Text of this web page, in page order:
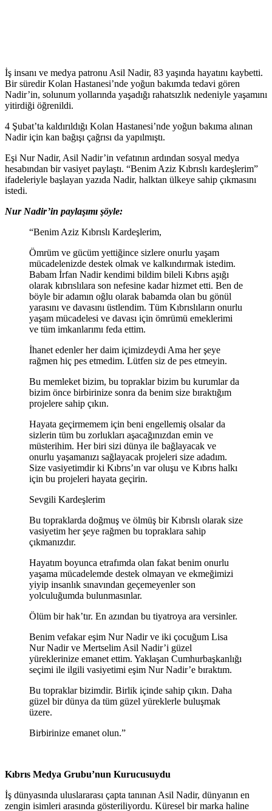
İş insanı ve medya patronu Asil Nadir, 83 yaşında hayatını kaybetti.
Bir süredir Kolan Hastanesi’nde yoğun bakımda tedavi gören
Nadir’in, solunum yollarında yaşadığı rahatsızlık nedeniyle yaşamını
yitirdiği öğrenildi.
4 Şubat’ta kaldırıldığı Kolan Hastanesi’nde yoğun bakıma alınan
Nadir için kan bağışı çağrısı da yapılmıştı.
Eşi Nur Nadir, Asil Nadir’in vefatının ardından sosyal medya
hesabından bir vasiyet paylaştı. “Benim Aziz Kıbrıslı kardeşlerim”
ifadeleriyle başlayan yazıda Nadir, halktan ülkeye sahip çıkmasını
istedi.
Nur Nadir’in paylaşımı şöyle:
“Benim Aziz Kıbrıslı Kardeşlerim,
Ömrüm ve gücüm yettiğince sizlere onurlu yaşam
mücadelenizde destek olmak ve kalkındırmak istedim.
Babam İrfan Nadir kendimi bildim bileli Kıbrıs aşığı
olarak kıbrıslılara son nefesine kadar hizmet etti. Ben de
böyle bir adamın oğlu olarak babamda olan bu gönül
yarasını ve davasını üstlendim. Tüm Kıbrıslıların onurlu
yaşam mücadelesi ve davası için ömrümü emeklerimi
ve tüm imkanlarımı feda ettim.
İhanet edenler her daim içimizdeydi Ama her şeye
rağmen hiç pes etmedim. Lütfen siz de pes etmeyin.
Bu memleket bizim, bu topraklar bizim bu kurumlar da
bizim önce birbirinize sonra da benim size bıraktığım
projelere sahip çıkın.
Hayata geçirmemem için beni engellemiş olsalar da
sizlerin tüm bu zorlukları aşacağınızdan emin ve
müsterihim. Her biri sizi dünya ile bağlayacak ve
onurlu yaşamanızı sağlayacak projeleri size adadım.
Size vasiyetimdir ki Kıbrıs’ın var oluşu ve Kıbrıs halkı
için bu projeleri hayata geçirin.
Sevgili Kardeşlerim
Bu topraklarda doğmuş ve ölmüş bir Kıbrıslı olarak size
vasiyetim her şeye rağmen bu topraklara sahip
çıkmanızdır.
Hayatım boyunca etrafımda olan fakat benim onurlu
yaşama mücadelemde destek olmayan ve ekmeğimizi
yiyip insanlık sınavından geçemeyenler son
yolculuğumda bulunmasınlar.
Ölüm bir hak’tır. En azından bu tiyatroya ara versinler.
Benim vefakar eşim Nur Nadir ve iki çocuğum Lisa
Nur Nadir ve Mertselim Asil Nadir’i güzel
yüreklerinize emanet ettim. Yaklaşan Cumhurbaşkanlığı
seçimi ile ilgili vasiyetimi eşim Nur Nadir’e bıraktım.
Bu topraklar bizimdir. Birlik içinde sahip çıkın. Daha
güzel bir dünya da tüm güzel yüreklerle buluşmak
üzere.
Birbirinize emanet olun.”
Kıbrıs Medya Grubu’nun Kurucusuydu
İş dünyasında uluslararası çapta tanınan Asil Nadir, dünyanın en
zengin isimleri arasında gösteriliyordu. Küresel bir marka haline